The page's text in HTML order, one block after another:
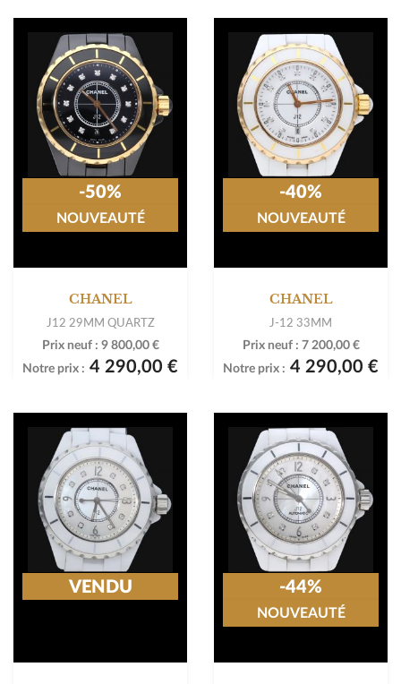
CHANEL
J12 29MM QUARTZ
Prix neuf : 9 800,00 €
Notre prix : 4 290,00 €
-50%
NOUVEAUTÉ
CHANEL
J-12 33MM
Prix neuf : 7 200,00 €
Notre prix : 4 290,00 €
-40%
NOUVEAUTÉ
VENDU -44%
NOUVEAUTÉ